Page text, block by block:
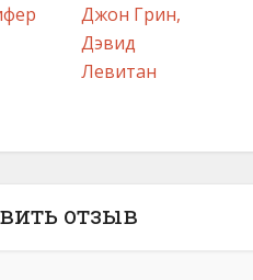
Джон Грин,
Дэвид
Левитан
отзыв